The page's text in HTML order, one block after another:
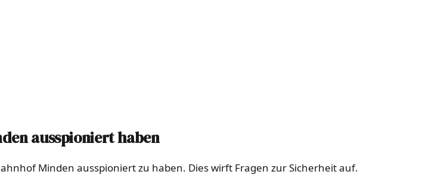
ausspioniert haben
Minden ausspioniert zu haben. Dies wirft Fragen zur Sicherheit auf.